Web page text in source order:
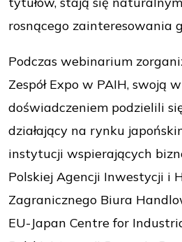
rosnącego zainteresowania
Podczas webinarium
Zespół Expo w PAIH, swoją
doświadczeniem podzielili
działający na rynku
instytucji wspierających
Polskiej Agencji Inwestycji i
Zagranicznego Biura
EU-Japan Centre for